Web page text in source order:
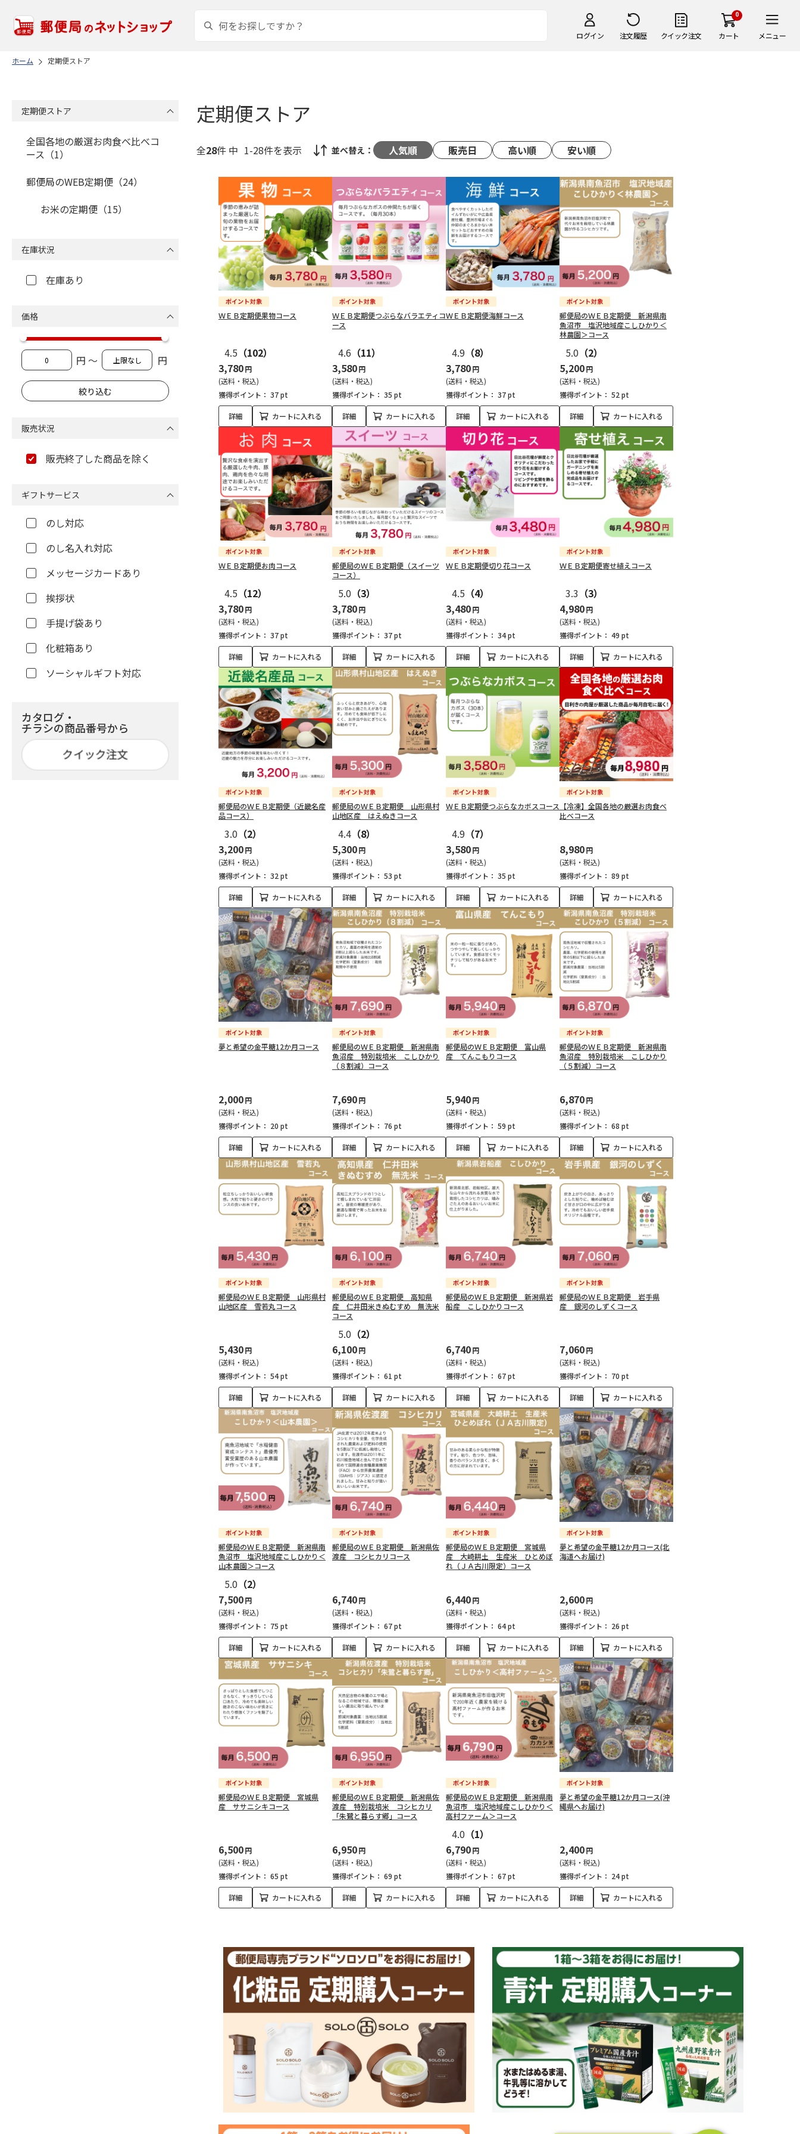
ログイン 注文履歴 クイック注文
0
カート メニュー
ホーム 定期便ストア
定期便ストア
全28件 中 1-28件を表示 並べ替え： 人気順 販売日 高い順 安い順
ＷＥＢ定期便果物コース
4.5 （102）
3,780円
(送料・税込)
獲得ポイント： 37 pt
詳細 カートに入れる
ＷＥＢ定期便つぶらなバラエティコ
ース
4.6 （11）
3,580円
(送料・税込)
獲得ポイント： 35 pt
詳細 カートに入れる
ＷＥＢ定期便海鮮コース
4.9 （8）
3,780円
(送料・税込)
獲得ポイント： 37 pt
詳細 カートに入れる
郵便局のＷＥＢ定期便 新潟県南
魚沼市 塩沢地域産こしひかり＜
林農園＞コース
5.0 （2）
5,200円
(送料・税込)
獲得ポイント： 52 pt
詳細 カートに入れる
ＷＥＢ定期便お肉コース
4.5 （12）
3,780円
(送料・税込)
獲得ポイント： 37 pt
詳細 カートに入れる
郵便局のＷＥＢ定期便（スイーツ
コース）
5.0 （3）
3,780円
(送料・税込)
獲得ポイント： 37 pt
詳細 カートに入れる
ＷＥＢ定期便切り花コース
4.5 （4）
3,480円
(送料・税込)
獲得ポイント： 34 pt
詳細 カートに入れる
ＷＥＢ定期便寄せ植えコース
3.3 （3）
4,980円
(送料・税込)
獲得ポイント： 49 pt
詳細 カートに入れる
郵便局のＷＥＢ定期便（近畿名産
品コース）
3.0 （2）
3,200円
(送料・税込)
獲得ポイント： 32 pt
詳細 カートに入れる
郵便局のＷＥＢ定期便 山形県村
山地区産 はえぬきコース
4.4 （8）
5,300円
(送料・税込)
獲得ポイント： 53 pt
詳細 カートに入れる
ＷＥＢ定期便つぶらなカボスコース
4.9 （7）
3,580円
(送料・税込)
獲得ポイント： 35 pt
詳細 カートに入れる
【冷凍】全国各地の厳選お肉食べ
比べコース
8,980円
(送料・税込)
獲得ポイント： 89 pt
詳細 カートに入れる
夢と希望の金平糖12か月コース
2,000円
(送料・税込)
獲得ポイント： 20 pt
詳細 カートに入れる
郵便局のＷＥＢ定期便 新潟県南
魚沼産 特別栽培米 こしひかり
（８割減）コース
7,690円
(送料・税込)
獲得ポイント： 76 pt
詳細 カートに入れる
郵便局のＷＥＢ定期便 富山県
産 てんこもりコース
5,940円
(送料・税込)
獲得ポイント： 59 pt
詳細 カートに入れる
郵便局のＷＥＢ定期便 新潟県南
魚沼産 特別栽培米 こしひかり
（５割減）コース
6,870円
(送料・税込)
獲得ポイント： 68 pt
詳細 カートに入れる
郵便局のＷＥＢ定期便 山形県村
山地区産 雪若丸コース
5,430円
(送料・税込)
獲得ポイント： 54 pt
詳細 カートに入れる
郵便局のＷＥＢ定期便 高知県
産 仁井田米きぬむすめ 無洗米
コース
5.0 （2）
6,100円
(送料・税込)
獲得ポイント： 61 pt
詳細 カートに入れる
郵便局のＷＥＢ定期便 新潟県岩
船産 こしひかりコース
6,740円
(送料・税込)
獲得ポイント： 67 pt
詳細 カートに入れる
郵便局のＷＥＢ定期便 岩手県
産 銀河のしずくコース
7,060円
(送料・税込)
獲得ポイント： 70 pt
詳細 カートに入れる
郵便局のＷＥＢ定期便 新潟県南
魚沼市 塩沢地域産こしひかり＜
山本農園＞コース
5.0 （2）
7,500円
(送料・税込)
獲得ポイント： 75 pt
詳細 カートに入れる
郵便局のＷＥＢ定期便 新潟県佐
渡産 コシヒカリコース
6,740円
(送料・税込)
獲得ポイント： 67 pt
詳細 カートに入れる
郵便局のＷＥＢ定期便 宮城県
産 大崎耕土 生産米 ひとめぼ
れ（ＪＡ古川限定）コース
6,440円
(送料・税込)
獲得ポイント： 64 pt
詳細 カートに入れる
夢と希望の金平糖12か月コース(北
海道へお届け)
2,600円
(送料・税込)
獲得ポイント： 26 pt
詳細 カートに入れる
郵便局のＷＥＢ定期便 宮城県
産 ササニシキコース
6,500円
(送料・税込)
獲得ポイント： 65 pt
詳細 カートに入れる
郵便局のＷＥＢ定期便 新潟県佐
渡産 特別栽培米 コシヒカリ
「朱鷺と暮らす郷」コース
6,950円
(送料・税込)
獲得ポイント： 69 pt
詳細 カートに入れる
郵便局のＷＥＢ定期便 新潟県南
魚沼市 塩沢地域産こしひかり＜
高村ファーム＞コース
4.0 （1）
6,790円
(送料・税込)
獲得ポイント： 67 pt
詳細 カートに入れる
夢と希望の金平糖12か月コース(沖
縄県へお届け)
2,400円
(送料・税込)
獲得ポイント： 24 pt
詳細 カートに入れる
定期便ストア
全国各地の厳選お肉食べ比べコ
ース（1）
郵便局のWEB定期便（24）
お米の定期便（15）
在庫状況
在庫あり
価格
円 ～ 円
販売状況
販売終了した商品を除く
ギフトサービス
のし対応
のし名入れ対応
メッセージカードあり
挨拶状
手提げ袋あり
化粧箱あり
ソーシャルギフト対応
カタログ・
チラシの商品番号から